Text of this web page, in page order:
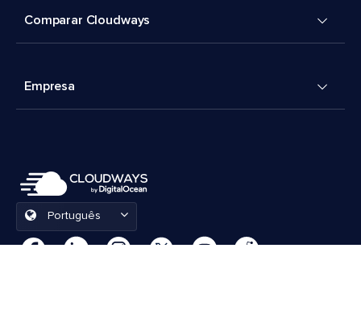
Comparar Cloudways
Empresa
Português